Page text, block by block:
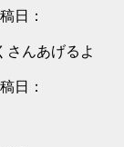
日：
さんあげるよ
日：